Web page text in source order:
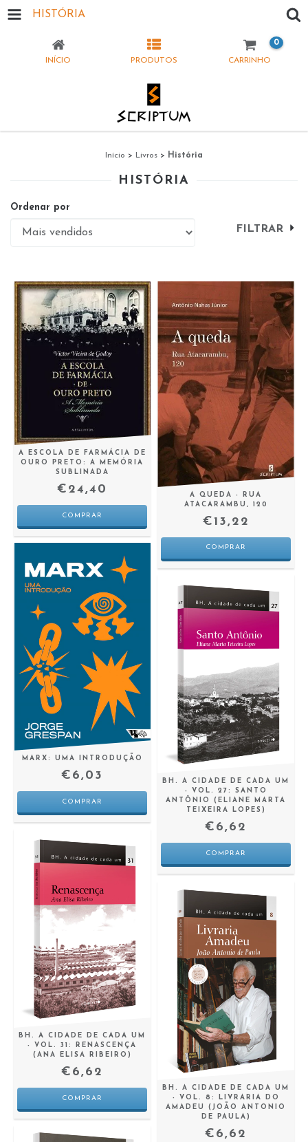
HISTÓRIA
INÍCIO PRODUTOS CARRINHO
0
Início > Livros > História
HISTÓRIA
Ordenar por
FILTRAR
A ESCOLA DE FARMÁCIA DE
OURO PRETO: A MEMÓRIA
SUBLINADA
€24,40
A QUEDA - RUA
ATACARAMBU, 120
€13,22
MARX: UMA INTRODUÇÃO
€6,03
BH. A CIDADE DE CADA UM
- VOL. 27: SANTO
ANTÔNIO (ELIANE MARTA
TEIXEIRA LOPES)
€6,62
BH. A CIDADE DE CADA UM
- VOL. 31: RENASCENÇA
(ANA ELISA RIBEIRO)
€6,62
BH. A CIDADE DE CADA UM
- VOL. 8: LIVRARIA DO
AMADEU (JOÃO ANTONIO
DE PAULA)
€6,62